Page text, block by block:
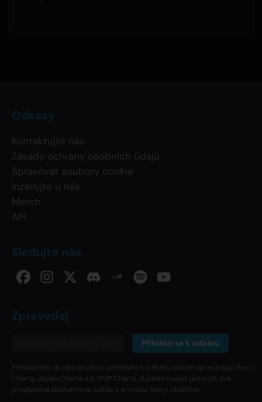
Odkazy
Kontaktujte nás
Zásady ochrany osobních údajů
Spravovat soubory cookie
Inzerujte u nás
Merch
API
Sledujte nás
Zpravodaj
Přihlásit se k odběru
Přihlášením se zde se přímo přihlásíte k odběru našich zpravodajů Pop
Charts, Japan Charts a K-POP Charts. Budete muset potvrdit své
předplatné kliknutím na odkaz v e-mailu, který obdržíte.